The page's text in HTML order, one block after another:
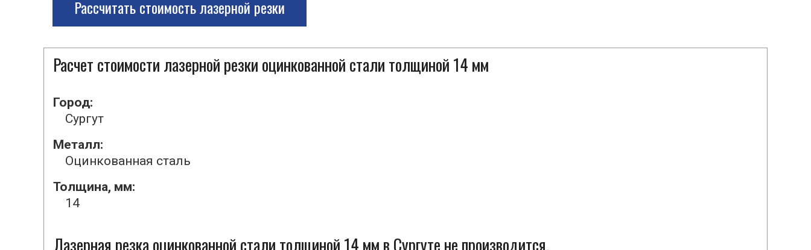
Рассчитать стоимость лазерной резки
Расчет стоимости лазерной резки оцинкованной стали толщиной 14 мм
Город:
Сургут
Металл:
Оцинкованная сталь
Толщина, мм:
14
Лазерная резка оцинкованной стали толщиной 14 мм в Сургуте не производится.